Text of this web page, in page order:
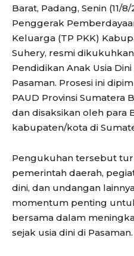
Barat, Padang, Senin (11/
Penggerak
Keluarga (TP PKK)
Suhery, resmi
Pendidikan Anak Usia
Pasaman. Prosesi ini
PAUD Provinsi Sumatera
dan disaksikan oleh para
kabupaten/kota di
Pengukuhan tersebut
pemerintah daerah,
dini, dan undangan
momentum penting
bersama dalam
sejak usia dini di Pasaman.